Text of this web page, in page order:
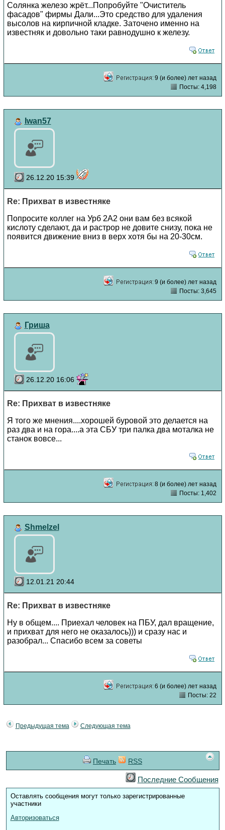
Солянка железо жрёт...Попробуйте "Очиститель
фасадов" фирмы Дали...Это средство для удаления
высолов на кирпичной кладке. Заточено именно на
известняк и довольно таки равнодушно к железу.
9 (и более) лет назад
Посты: 4,198
Iwan57
26.12.20 15:39
Re: Прихват в известняке
Попросите коллег на Урб 2А2 они вам без всякой
кислоту сделают, да и растрор не довите снизу, пока не
появится движение вниз в верх хотя бы на 20-30см.
9 (и более) лет назад
Посты: 3,645
Гриша
26.12.20 16:06
Re: Прихват в известняке
Я того же мнения....хорошей буровой это делается на
раз два и на гора....а эта СБУ три палка два моталка не
станок вовсе...
8 (и более) лет назад
Посты: 1,402
Shmelzel
12.01.21 20:44
Re: Прихват в известняке
Ну в общем.... Приехал человек на ПБУ, дал вращение,
и прихват для него не оказалось))) и сразу нас и
разобрал... Спасибо всем за советы
6 (и более) лет назад
Посты: 22
Предыдущая тема Следующая тема
Печать RSS
Последние Сообщения
Оставлять сообщения могут только зарегистрированные
участники
Авторизоваться